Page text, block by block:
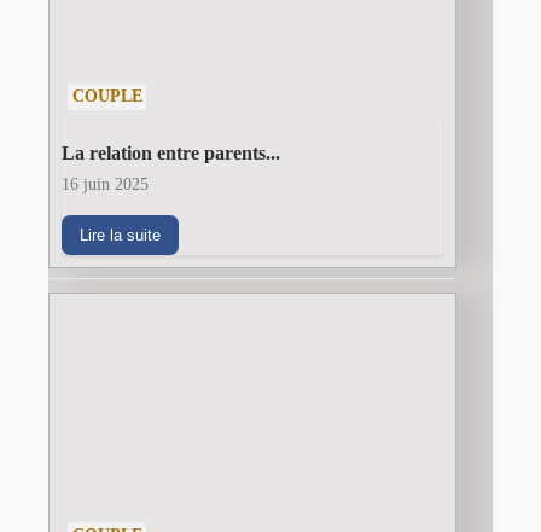
COUPLE
La relation entre parents...
16 juin 2025
Lire la suite